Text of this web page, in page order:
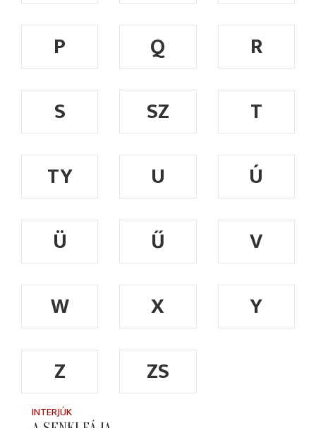
P
Q
R
S
SZ
T
TY
U
Ú
Ü
Ű
V
W
X
Y
Z
ZS
INTERJÚK